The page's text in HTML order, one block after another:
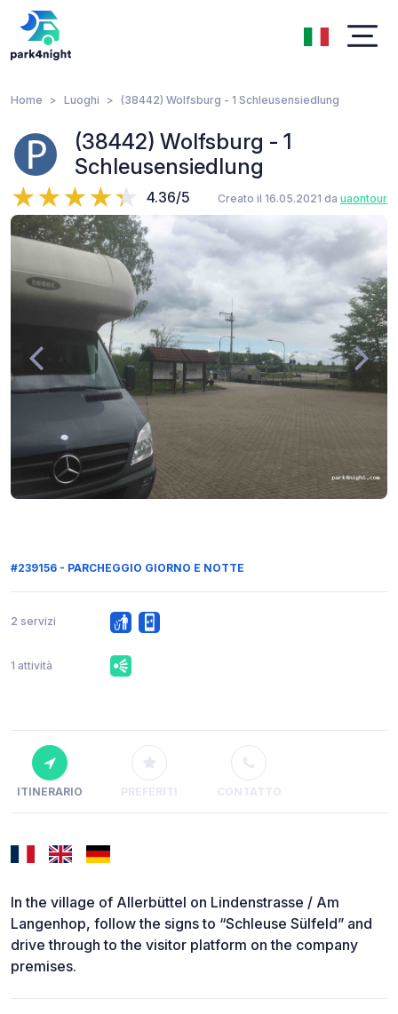
Home Luoghi (38442) Wolfsburg - 1 Schleusensiedlung
(38442) Wolfsburg - 1
Schleusensiedlung
4.36/5 Creato il 16.05.2021 da uaontour
#239156 - PARCHEGGIO GIORNO E NOTTE
2 servizi
1 attività
ITINERARIO PREFERITI CONTATTO
In the village of Allerbüttel on Lindenstrasse / Am
Langenhop, follow the signs to “Schleuse Sülfeld” and
drive through to the visitor platform on the company
premises.